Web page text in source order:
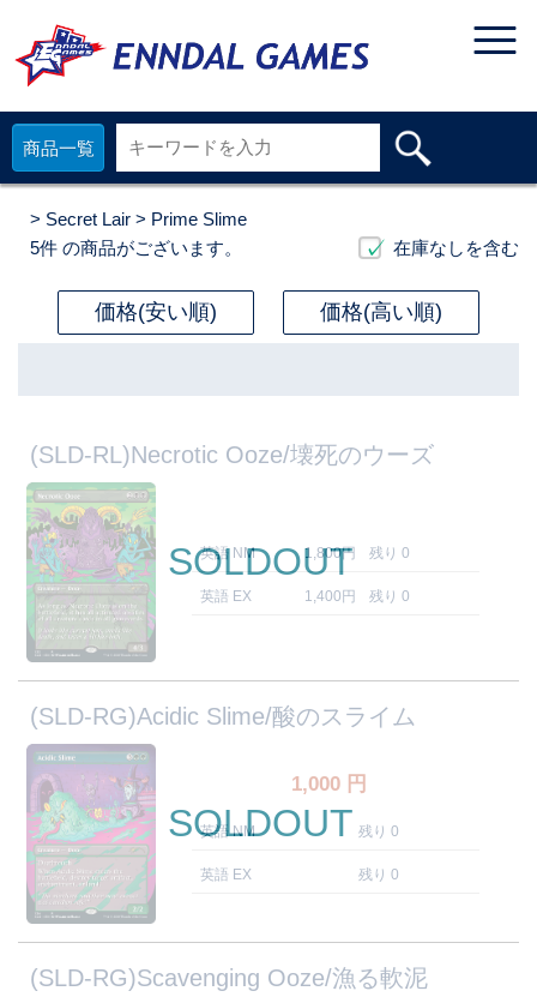
商品一覧
> Secret Lair > Prime Slime
5件 の商品がございます。 在庫なしを含む
価格(安い順) 価格(高い順)
(SLD-RL)Necrotic Ooze/壊死のウーズ
英語 NM 1,800円 残り 0
英語 EX 1,400円 残り 0
SOLDOUT
(SLD-RG)Acidic Slime/酸のスライム
1,000 円
英語 NM 残り 0
英語 EX 残り 0
SOLDOUT
(SLD-RG)Scavenging Ooze/漁る軟泥